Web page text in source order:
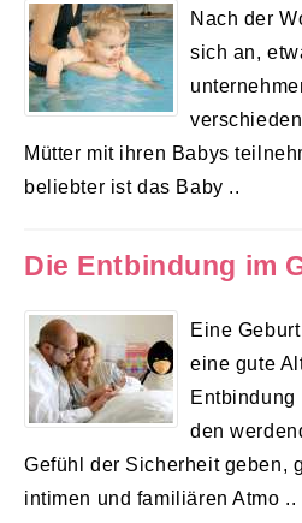
Nach der
sich an,
Mütter mit ihren Babys
beliebter ist das Baby ..
Die Entbindung im
Eine
eine gute
den
Gefühl der Sicherheit geben,
intimen und familiären Atmo ..